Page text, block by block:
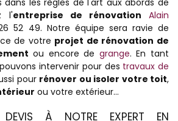
dans les règles de l'art aux abords de
l'entreprise de rénovation
Alain
52 49. Notre équipe sera ravie de
de votre projet de rénovation de
ou encore de grange. En tant
intervenir pour des travaux de
pour rénover ou isoler votre toit,
ou votre extérieur...
DEVIS À NOTRE EXPERT EN